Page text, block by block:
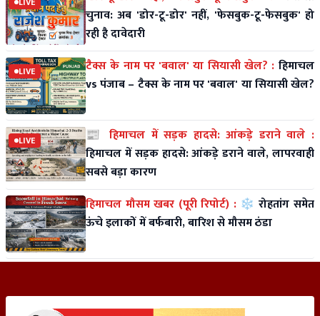
चुनाव: अब 'डोर-टू-डोर' नहीं, 'फेसबुक-टू-फेसबुक' हो
रही है दावेदारी
LIVE टैक्स के नाम पर 'बवाल' या सियासी खेल? : हिमाचल
vs पंजाब – टैक्स के नाम पर 'बवाल' या सियासी खेल?
LIVE
📰 हिमाचल में सड़क हादसे: आंकड़े डराने वाले :
हिमाचल में सड़क हादसे: आंकड़े डराने वाले, लापरवाही
सबसे बड़ा कारण
हिमाचल मौसम खबर (पूरी रिपोर्ट) : ❄️ रोहतांग समेत
ऊंचे इलाकों में बर्फबारी, बारिश से मौसम ठंडा